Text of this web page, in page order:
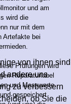
und am
wird die
nur mit dem
Artefakte bei
Prüfungen wird
Reparaturlabel
und Messwerte
gespeichert.
von ihnen sind
andere uns
zu verbessern
ob Sie die